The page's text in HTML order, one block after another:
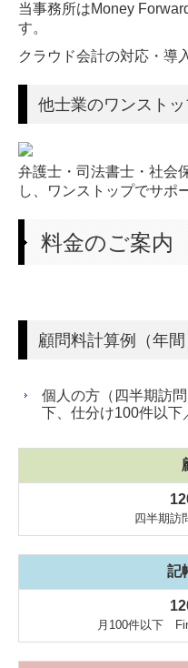
当事務所はMoney
す。
クラウド会計の対応・導
他士業のワンスト
弁護士・司法書士・社会
し、ワンストップでサポ
料金のご案内
顧問料計算例（年間
個人の方（四半期訪
下、仕分け100件以下
四半期訪
記
月100件以下